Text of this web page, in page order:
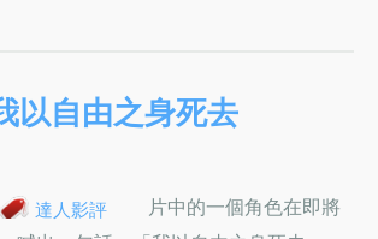
以自由之身死去
達人影評
片中的一個角色在即將